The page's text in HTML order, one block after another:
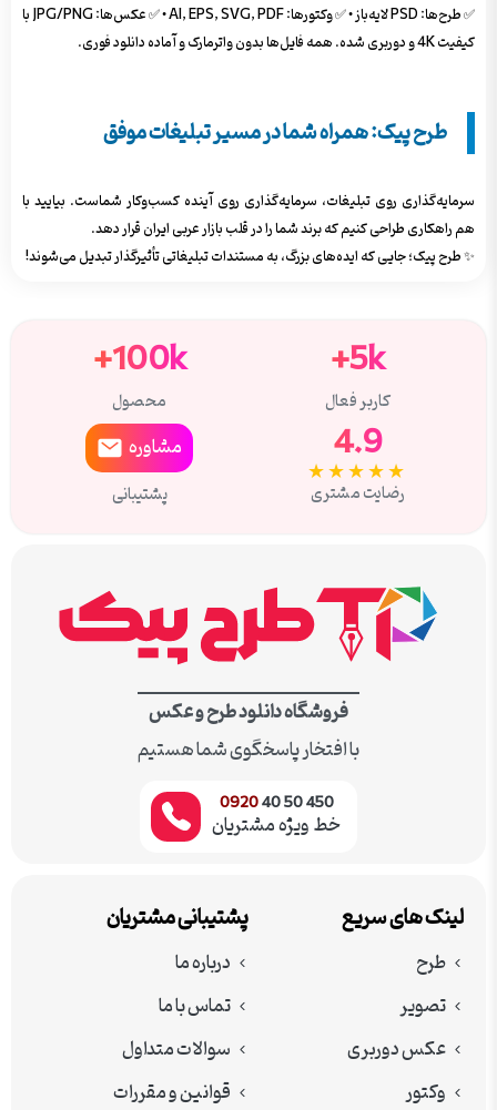
✅ طرح‌ها: PSD لایه‌باز • ✅ وکتورها: AI, EPS, SVG, PDF • ✅ عکس‌ها: JPG/PNG با
کیفیت 4K و دوربری شده. همه فایل‌ها بدون واترمارک و آماده دانلود فوری.
طرح پیک: همراه شما در مسیر تبلیغات موفق
سرمایه‌گذاری روی تبلیغات، سرمایه‌گذاری روی آینده کسب‌وکار شماست. بیایید با
هم راهکاری طراحی کنیم که برند شما را در قلب بازار عربی ایران قرار دهد.
✨ طرح پیک؛ جایی که ایده‌های بزرگ، به مستندات تبلیغاتی تأثیرگذار تبدیل می‌شوند!
5k+
کاربر فعال
100k+
محصول
4.9
★★★★★
رضایت مشتری
مشاوره
پشتیبانی
فروشگاه دانلود طرح و عکس
با افتخار پاسخگوی شما هستیم
450 50 40
0920
خط ویژه مشتریان
لینک های سریع
طرح
تصویر
عکس دوربری
وکتور
پشتیبانی مشتریان
درباره ما
تماس با ما
سوالات متداول
قوانین و مقررات